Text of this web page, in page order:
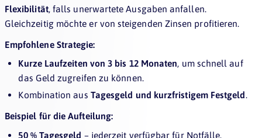
Flexibilität, falls unerwartete Ausgaben anfallen.
Gleichzeitig möchte er von steigenden Zinsen profitieren.
Empfohlene Strategie:
Kurze Laufzeiten von 3 bis 12 Monaten, um schnell auf
das Geld zugreifen zu können.
Kombination aus Tagesgeld und kurzfristigem Festgeld.
Beispiel für die Aufteilung:
50 % Tagesgeld – jederzeit verfügbar für Notfälle.